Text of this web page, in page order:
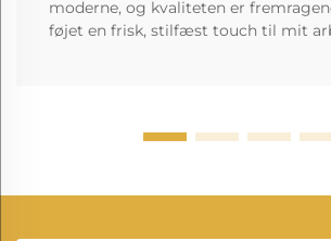
moderne, og kvaliteten er
føjet en frisk, stilfæst touch til mit